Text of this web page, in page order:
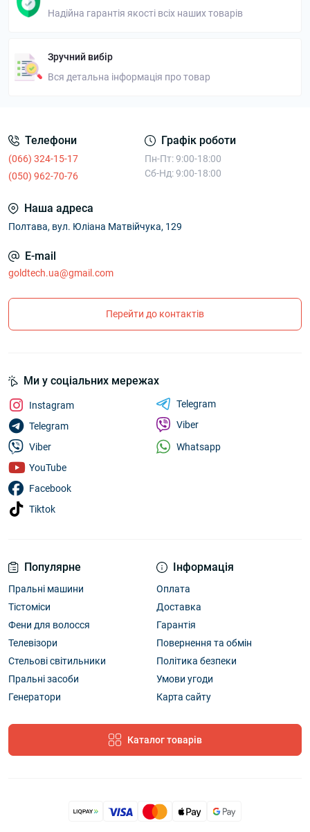
Надійна гарантія якості всіх наших товарів
Зручний вибір
Вся детальна інформація про товар
Телефони
(066) 324-15-17
(050) 962-70-76
Графік роботи
Пн-Пт: 9:00-18:00
Сб-Нд: 9:00-18:00
Наша адреса
Полтава, вул. Юліана Матвійчука, 129
E-mail
goldtech.ua@gmail.com
Перейти до контактів
Популярне
Пральні машини
Тістоміси
Фени для волосся
Телевізори
Стельові світильники
Пральні засоби
Генератори
Інформація
Оплата
Доставка
Гарантія
Повернення та обмін
Політика безпеки
Умови угоди
Карта сайту
Каталог товарів
Ми у соціальних мережах
Instagram
Telegram
Viber
YouTube
Facebook
Tiktok
Telegram
Viber
Whatsapp